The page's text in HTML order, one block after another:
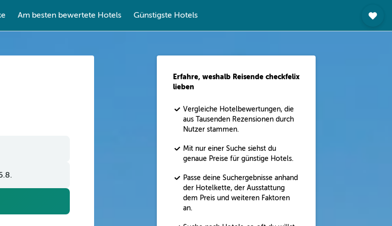
Am besten bewertete Hotels Günstigste Hotels
Erfahre, weshalb Reisende checkfelix
lieben
Vergleiche Hotelbewertungen, die
aus Tausenden Rezensionen durch
Nutzer stammen.
Mit nur einer Suche siehst du
genaue Preise für günstige Hotels.
Passe deine Suchergebnisse anhand
der Hotelkette, der Ausstattung
dem Preis und weiteren Faktoren
an.